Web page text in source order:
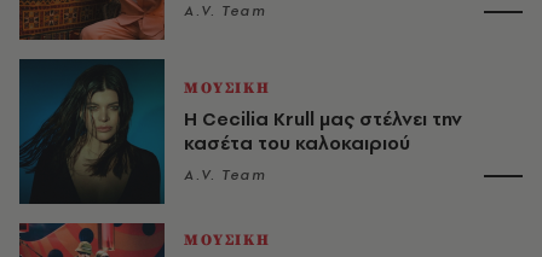
A.V. Team
ΜΟΥΣΙΚΗ
Η Cecilia Krull μας στέλνει την
κασέτα του καλοκαιριού
A.V. Team
ΜΟΥΣΙΚΗ